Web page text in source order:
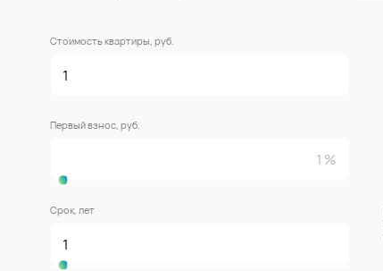
Стоимость квартиры, руб.
Первый взнос, руб.
Срок, лет